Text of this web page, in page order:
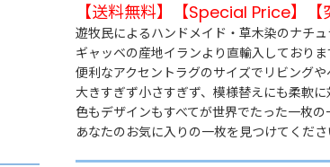
【送料無料】【Special Price】【
遊牧民によるハンドメイド・草木染のナチュ
ギャッベの産地イランより直輸入しておりま
便利なアクセントラグのサイズでリビング
大きすぎず小さすぎず、模様替えにも柔軟に
色もデザインもすべてが世界でたった一枚の
あなたのお気に入りの一枚を見つけてくださ